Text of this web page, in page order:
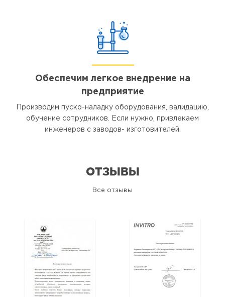
Обеспечим легкое внедрение на
предприятие
Производим пуско-наладку оборудования, валидацию,
обучение сотрудников. Если нужно, привлекаем
инженеров с заводов- изготовителей.
ОТЗЫВЫ
Все отзывы